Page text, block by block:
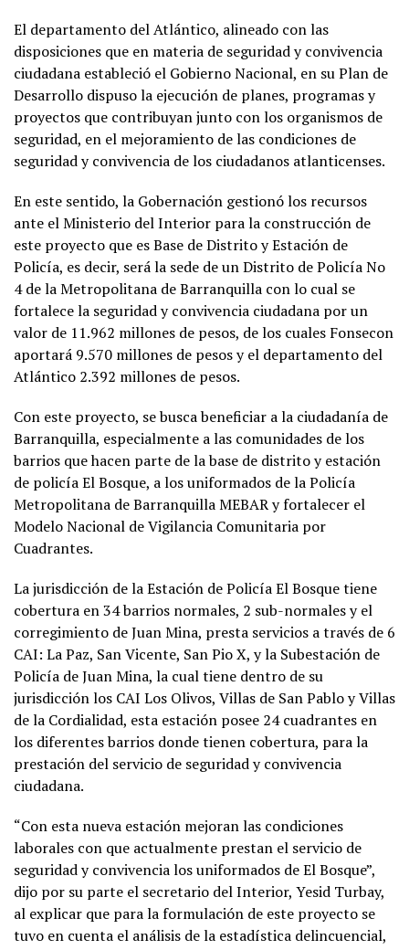
El departamento del Atlántico, alineado con las
disposiciones que en materia de seguridad y convivencia
ciudadana estableció el Gobierno Nacional, en su Plan de
Desarrollo dispuso la ejecución de planes, programas y
proyectos que contribuyan junto con los organismos de
seguridad, en el mejoramiento de las condiciones de
seguridad y convivencia de los ciudadanos atlanticenses.
En este sentido, la Gobernación gestionó los recursos
ante el Ministerio del Interior para la construcción de
este proyecto que es Base de Distrito y Estación de
Policía, es decir, será la sede de un Distrito de Policía No
4 de la Metropolitana de Barranquilla con lo cual se
fortalece la seguridad y convivencia ciudadana por un
valor de 11.962 millones de pesos, de los cuales Fonsecon
aportará 9.570 millones de pesos y el departamento del
Atlántico 2.392 millones de pesos.
Con este proyecto, se busca beneficiar a la ciudadanía de
Barranquilla, especialmente a las comunidades de los
barrios que hacen parte de la base de distrito y estación
de policía El Bosque, a los uniformados de la Policía
Metropolitana de Barranquilla MEBAR y fortalecer el
Modelo Nacional de Vigilancia Comunitaria por
Cuadrantes.
La jurisdicción de la Estación de Policía El Bosque tiene
cobertura en 34 barrios normales, 2 sub-normales y el
corregimiento de Juan Mina, presta servicios a través de 6
CAI: La Paz, San Vicente, San Pio X, y la Subestación de
Policía de Juan Mina, la cual tiene dentro de su
jurisdicción los CAI Los Olivos, Villas de San Pablo y Villas
de la Cordialidad, esta estación posee 24 cuadrantes en
los diferentes barrios donde tienen cobertura, para la
prestación del servicio de seguridad y convivencia
ciudadana.
“Con esta nueva estación mejoran las condiciones
laborales con que actualmente prestan el servicio de
seguridad y convivencia los uniformados de El Bosque”,
dijo por su parte el secretario del Interior, Yesid Turbay,
al explicar que para la formulación de este proyecto se
tuvo en cuenta el análisis de la estadística delincuencial,